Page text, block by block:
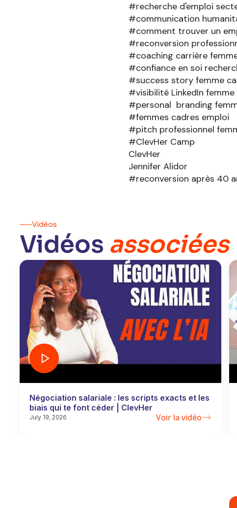
#recherche d'emploi
#communication
#comment trouver un
#reconversion
#coaching carrière
#confiance en soi
#success story femme
#visibilité LinkedIn femme
#personal branding
#femmes cadres emploi
#pitch professionnel
#ClevHer Camp
ClevHer
Jennifer Alidor
#reconversion après 40
Vidéos
Vidéos associées
Négociation salariale : les scripts exacts et les
biais qui te font céder | ClevHer
July 19, 2026 Voir la vidéo